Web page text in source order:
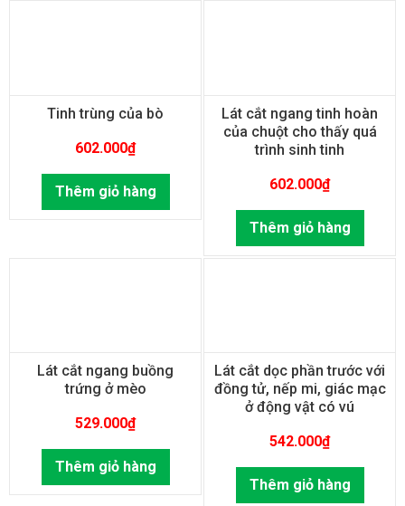
Tinh trùng của bò
602.000₫
Thêm giỏ hàng
Lát cắt ngang tinh hoàn
của chuột cho thấy quá
trình sinh tinh
602.000₫
Thêm giỏ hàng
Lát cắt ngang buồng
trứng ở mèo
529.000₫
Thêm giỏ hàng
Lát cắt dọc phần trước với
đồng tử, nếp mi, giác mạc
ở động vật có vú
542.000₫
Thêm giỏ hàng